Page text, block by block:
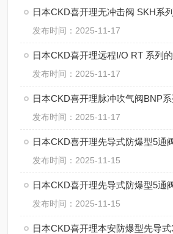
日本CKD喜开理无冲击阀 SKH系
发布时间：2025-11-17
日本CKD喜开理远程I/O RT 系列
发布时间：2025-11-17
日本CKD喜开理脉冲吹气阀BNP
发布时间：2025-11-17
发布时间：2025-11-15
日本CKD喜开理先导式防爆型5
发布时间：2025-11-15